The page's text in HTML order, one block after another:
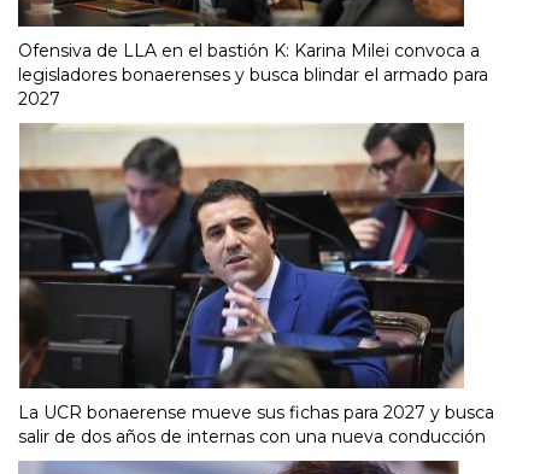
Ofensiva de LLA en el bastión K: Karina Milei convoca a
legisladores bonaerenses y busca blindar el armado para
2027
La UCR bonaerense mueve sus fichas para 2027 y busca
salir de dos años de internas con una nueva conducción